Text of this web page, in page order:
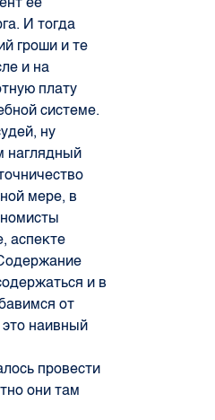
И тогда
гроши и те
и на
плату
системе.
ну
наглядный
мере, в
аспекте
и в
от
наивный
провести
они там